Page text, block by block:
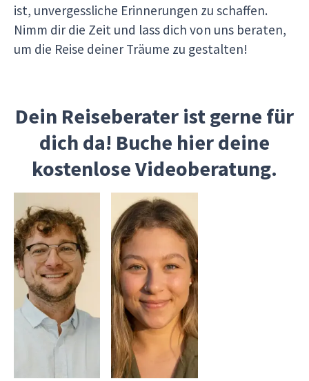
ist, unvergessliche Erinnerungen zu schaffen.
Nimm dir die Zeit und lass dich von uns beraten,
um die Reise deiner Träume zu gestalten!
Dein Reiseberater ist gerne für
dich da! Buche hier deine
kostenlose Videoberatung.